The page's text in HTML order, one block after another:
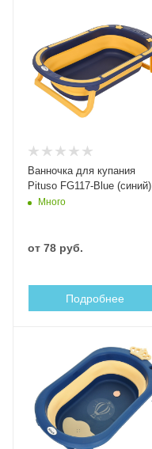
Ванночка для купания
Pituso FG117-Blue (синий)
Много
от 78 руб.
Подробнее